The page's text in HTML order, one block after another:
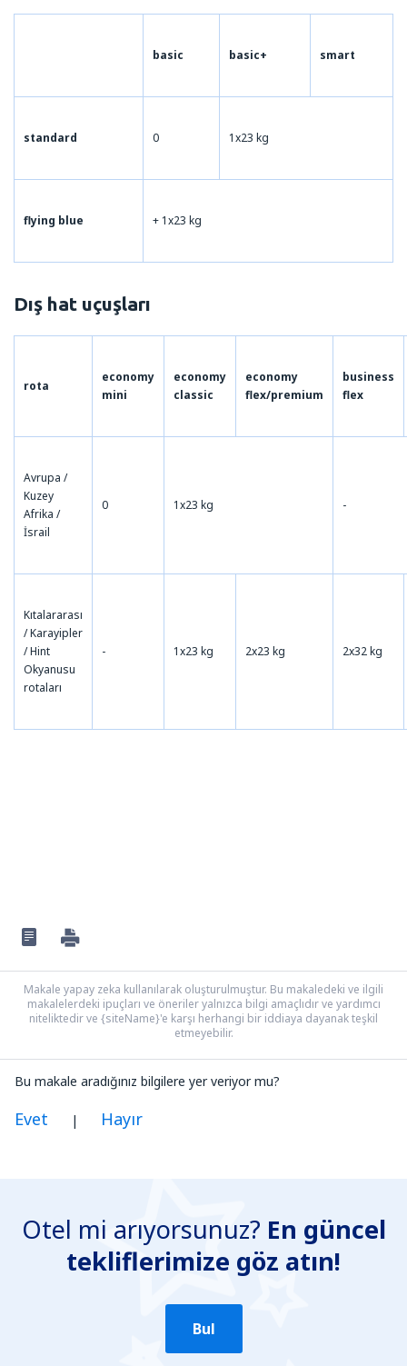
basic basic+ smart
standard 0 1x23 kg
flying blue + 1x23 kg
Dış hat uçuşları
rota
economy
mini
economy
classic
economy
flex/premium
business
flex
Avrupa /
Kuzey
Afrika /
İsrail
0 1x23 kg -
Kıtalararası
/ Karayipler
/ Hint
Okyanusu
rotaları
- 1x23 kg 2x23 kg 2x32 kg
Makale yapay zeka kullanılarak oluşturulmuştur. Bu makaledeki ve ilgili
makalelerdeki ipuçları ve öneriler yalnızca bilgi amaçlıdır ve yardımcı
niteliktedir ve {siteName}'e karşı herhangi bir iddiaya dayanak teşkil
etmeyebilir.
Bu makale aradığınız bilgilere yer veriyor mu?
Evet | Hayır
Yanlış bilgi içeriyor
Konun ayrıntılarını içermiyor.
Otel mi arıyorsunuz? En güncel
tekliflerimize göz atın!
Bul